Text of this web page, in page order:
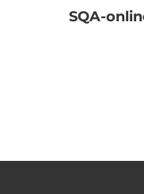
SQA-